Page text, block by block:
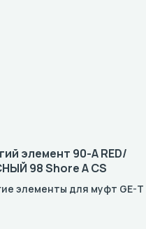
элемент 90-A RED/
98 Shore A CS
элементы для муфт GE-T